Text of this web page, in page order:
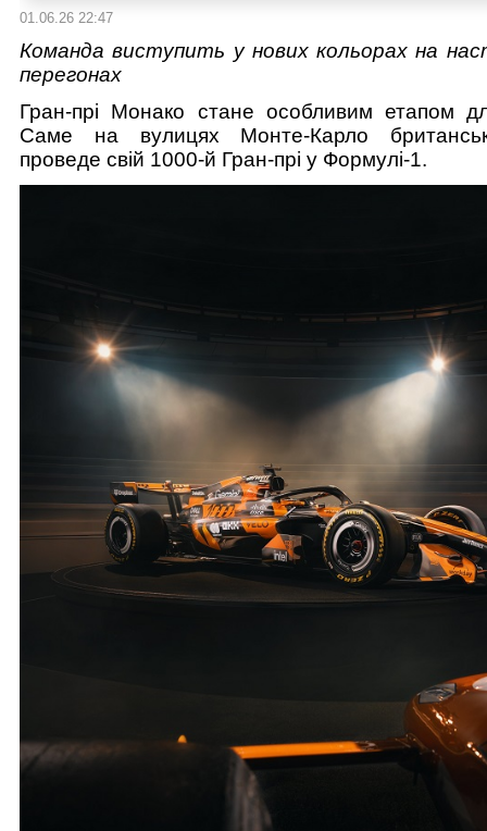
01.06.26 22:47
Команда виступить у нових кольорах на
перегонах
Гран-прі Монако стане особливим етапом
Саме на вулицях Монте-Карло
проведе свій 1000-й Гран-прі у Формулі-1.